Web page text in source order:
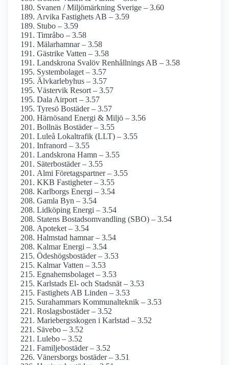
Svanen / Miljömärkning Sverige – 3.60
Arvika Fastighets AB – 3.59
Stubo – 3.59
Timråbo – 3.58
Mälarhamnar – 3.58
Gästrike Vatten – 3.58
Landskrona Svalöv Renhållnings AB – 3.58
Systembolaget – 3.57
Älvkarlebyhus – 3.57
Västervik Resort – 3.57
Dala Airport – 3.57
Tyresö Bostäder – 3.57
Härnösand Energi & Miljö – 3.56
Bollnäs Bostäder – 3.55
Luleå Lokaltrafik (LLT) – 3.55
Infranord – 3.55
Landskrona Hamn – 3.55
Säterbostäder – 3.55
Almi Företagspartner – 3.55
KKB Fastigheter – 3.55
Karlborgs Energi – 3.54
Gamla Byn – 3.54
Lidköping Energi – 3.54
Statens Bostads­omvandling (SBO) – 3.54
Apoteket – 3.54
Halmstad hamnar – 3.54
Kalmar Energi – 3.54
Ödeshögsbostäder – 3.53
Kalmar Vatten – 3.53
Egnahemsbolaget – 3.53
Karlstads El- och Stadsnät – 3.53
Fastighets AB Linden – 3.53
Surahammars Kommunalteknik – 3.53
Roslagsbostäder – 3.52
Mariebergs­skogen i Karlstad – 3.52
Sävebo – 3.52
Lulebo – 3.52
Familjebostäder – 3.52
Vänersborgs bostäder – 3.51